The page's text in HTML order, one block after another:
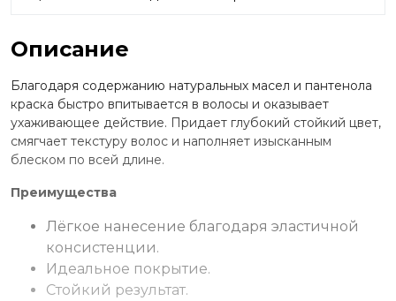
Описание
Благодаря содержанию натуральных масел и пантенола
краска быстро впитывается в волосы и оказывает
ухаживающее действие. Придает глубокий стойкий цвет,
смягчает текстуру волос и наполняет изысканным
блеском по всей длине.
Преимущества
Лёгкое нанесение благодаря эластичной
консистенции.
Идеальное покрытие.
Стойкий результат.